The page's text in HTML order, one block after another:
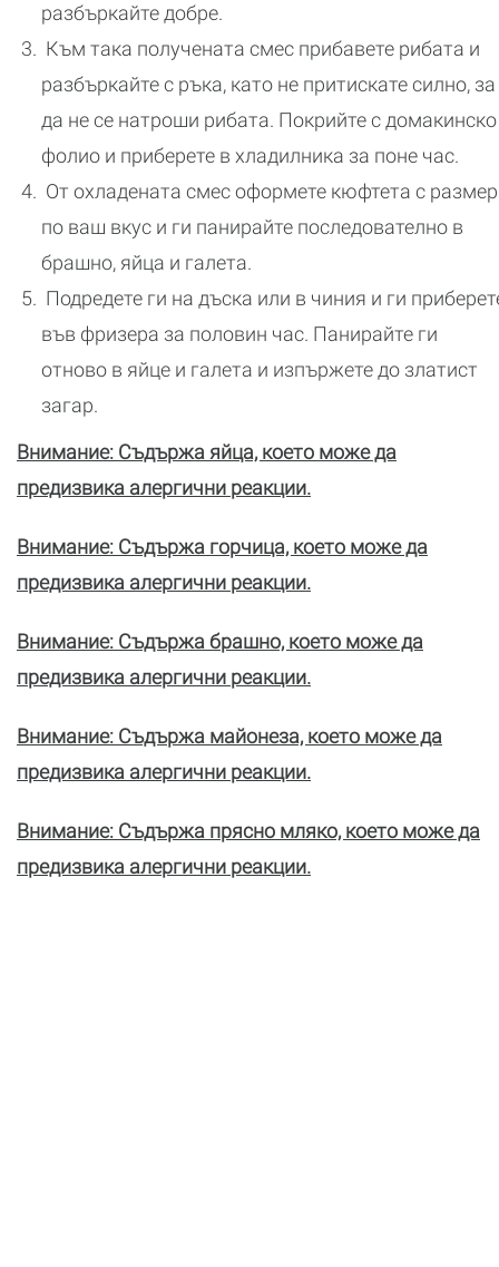
разбъркайте добре.
Към така получената смес прибавете рибата и
разбъркайте с ръка, като не притискате силно, за
да не се натроши рибата. Покрийте с домакинско
фолио и приберете в хладилника за поне час.
От охладената смес оформете кюфтета с размер
по ваш вкус и ги панирайте последователно в
брашно, яйца и галета.
Подредете ги на дъска или в чиния и ги
във фризера за половин час. Панирайте ги
отново в яйце и галета и изпържете до златист
загар.
Внимание: Съдържа яйца, което може да
предизвика алергични реакции.
Внимание: Съдържа горчица, което може да
предизвика алергични реакции.
Внимание: Съдържа брашно, което може да
предизвика алергични реакции.
Внимание: Съдържа майонеза, което може да
предизвика алергични реакции.
Внимание: Съдържа прясно мляко, което може да
предизвика алергични реакции.